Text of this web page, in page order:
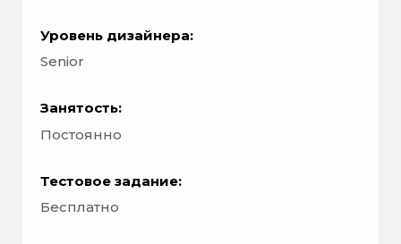
Уровень дизайнера:
Senior
Занятость:
Постоянно
Тестовое задание:
Бесплатно